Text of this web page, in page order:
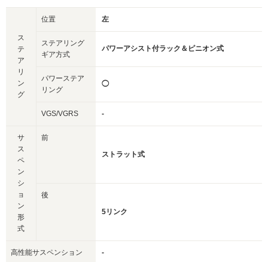
ス
テ
ア
リ
ン
グ
位置 左
ステアリング
ギア方式
パワーアシスト付ラック＆ピニオン式
パワーステア
リング
◯
VGS/VGRS -
サ
ス
ペ
ン
シ
ョ
ン
形
式
前
ストラット式
後
5リンク
高性能サスペンション -